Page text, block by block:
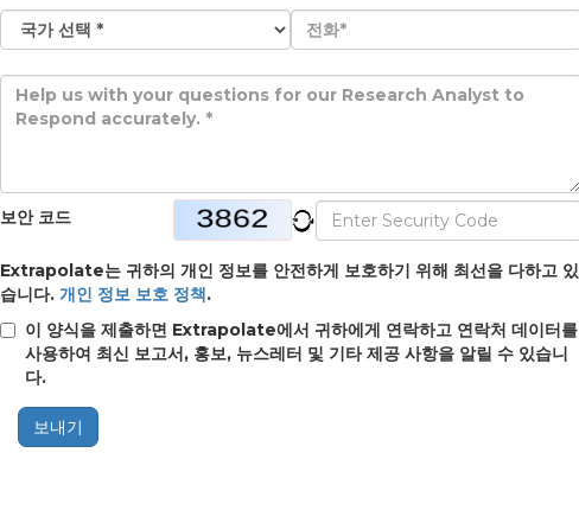
보안 코드
Extrapolate는 귀하의 개인 정보를 안전하게 보호하기 위해 최선을 다하고 있
습니다. 개인 정보 보호 정책.
이 양식을 제출하면 Extrapolate에서 귀하에게 연락하고 연락처 데이터를
사용하여 최신 보고서, 홍보, 뉴스레터 및 기타 제공 사항을 알릴 수 있습니
다.
보내기